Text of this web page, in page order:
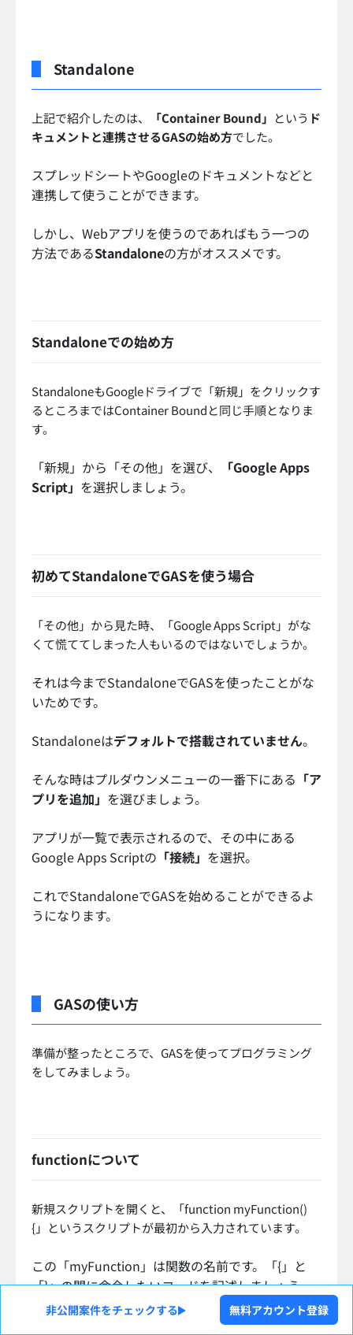
Standalone
上記で紹介したのは、 「Container Bound」 という ド
キュメントと連携させるGASの始め方でした。
スプレッドシートやGoogleのドキュメントなどと
連携して使うことができます。
しかし、Webアプリを使うのであればもう一つの
方法であるStandaloneの方がオススメです。
Standaloneでの始め方
StandaloneもGoogleドライブで「新規」をクリックす
るところまではContainer Boundと同じ手順となりま
す。
「新規」から「その他」を選び、
「Google Apps
Script」 を選択しましょう。
初めてStandaloneでGASを使う場合
「その他」から見た時、「Google Apps Script」がな
くて慌ててしまった人もいるのではないでしょうか。
それは今までStandaloneでGASを使ったことがな
いためです。
Standaloneはデフォルトで搭載されていません。
そんな時はプルダウンメニューの一番下にある 「ア
プリを追加」 を選びましょう。
アプリが一覧で表示されるので、その中にある
Google Apps Scriptの 「接続」 を選択。
これでStandaloneでGASを始めることができるよ
うになります。
GASの使い方
準備が整ったところで、GASを使ってプログラミング
をしてみましょう。
functionについて
新規スクリプトを開くと、「function myFunction()
{」というスクリプトが最初から入力されています。
この「myFunction」は関数の名前です。「{」と
「}」の間に命令したいコードを記述しましょう。
非公開案件をチェックする 無料アカウント登録